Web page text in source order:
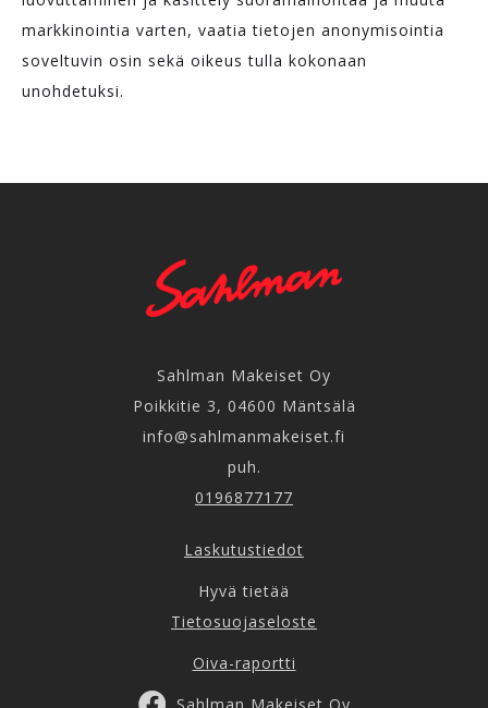
markkinointia varten, vaatia tietojen anonymisointia
soveltuvin osin sekä oikeus tulla kokonaan
unohdetuksi.
Sahlman Makeiset Oy
Poikkitie 3, 04600 Mäntsälä
info@sahlmanmakeiset.fi
puh.
0196877177
Laskutustiedot
Hyvä tietää
Tietosuojaseloste
Oiva-raportti